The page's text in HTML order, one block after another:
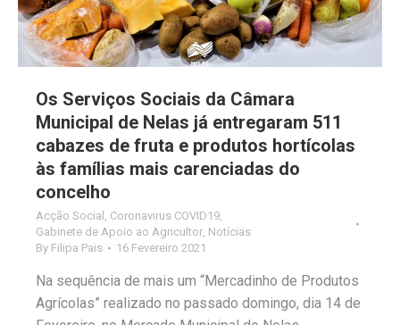
Os Serviços Sociais da Câmara
Municipal de Nelas já entregaram 511
cabazes de fruta e produtos hortícolas
às famílias mais carenciadas do
concelho
Acção Social , Coronavirus COVID19,
Gabinete de Apoio ao Agricultor, Notícias
By Filipa Pais 16 Fevereiro 2021
Na sequência de mais um “Mercadinho de Produtos
Agrícolas” realizado no passado domingo, dia 14 de